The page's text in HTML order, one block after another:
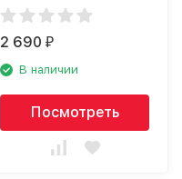
2 690₽
В наличии
Посмотреть